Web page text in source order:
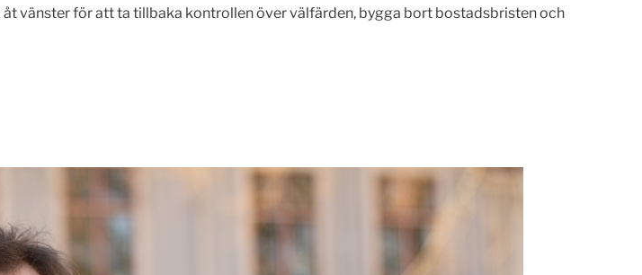
vänster för att ta tillbaka kontrollen över välfärden, bygga bort bostadsbristen och